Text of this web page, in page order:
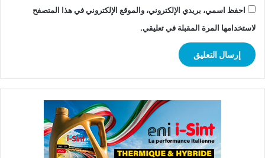
احفظ اسمي، بريدي الإلكتروني، والموقع الإلكتروني في هذا المتصفح
لاستخدامها المرة المقبلة في تعليقي.